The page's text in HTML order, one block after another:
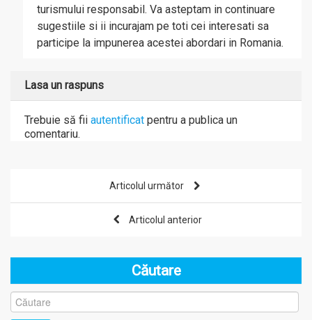
turismului responsabil. Va asteptam in continuare
sugestiile si ii incurajam pe toti cei interesati sa
participe la impunerea acestei abordari in Romania.
Lasa un raspuns
Trebuie să fii autentificat pentru a publica un
comentariu.
Articolul următor
Articolul anterior
Căutare